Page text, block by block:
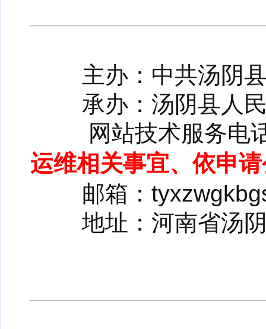
主办：中共汤阴
承办：汤阴县人
网站技术服务电
运维相关事宜、依申
邮箱：
地址：河南省汤